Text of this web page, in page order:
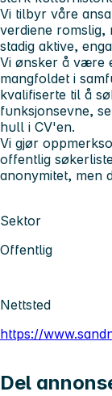
Vi tilbyr våre
verdiene romslig,
stadig aktive,
Vi ønsker å være
mangfoldet i
kvalifiserte til å
funksjonsevne,
hull i CV'en.
Vi gjør
offentlig
anonymitet, men
Sektor
Offentlig
Nettsted
https://
Del